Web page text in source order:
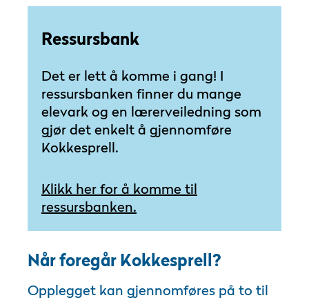
Ressursbank
Det er lett å komme i gang! I
ressursbanken finner du mange
elevark og en lærerveiledning som
gjør det enkelt å gjennomføre
Kokkesprell.
Klikk her for å komme til
ressursbanken.
Når foregår Kokkesprell?
Opplegget kan gjennomføres på to til